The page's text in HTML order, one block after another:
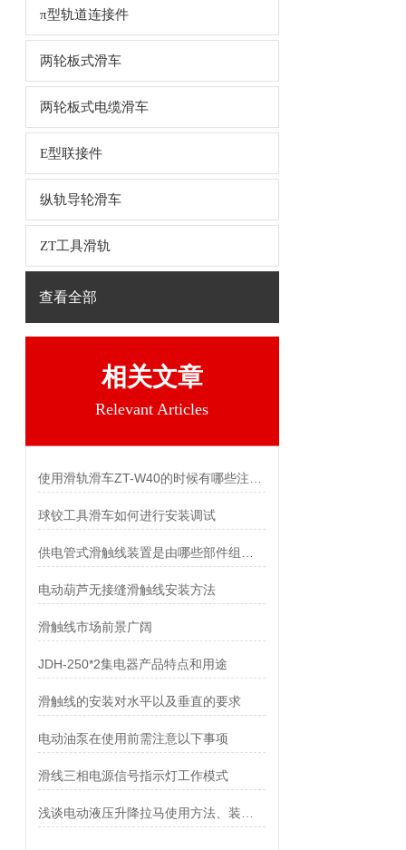
π型轨道连接件
两轮板式滑车
两轮板式电缆滑车
E型联接件
纵轨导轮滑车
ZT工具滑轨
查看全部
相关文章
Relevant Articles
球铰工具滑车如何进行安装调试
电动葫芦无接缝滑触线安装方法
滑触线市场前景广阔
JDH-250*2集电器产品特点和用途
滑触线的安装对水平以及垂直的要求
电动油泵在使用前需注意以下事项
滑线三相电源信号指示灯工作模式